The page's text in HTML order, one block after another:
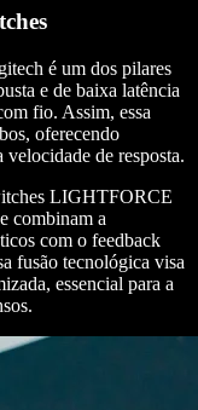
é um dos pilares
e de baixa latência
fio. Assim, essa
oferecendo
de resposta.
LIGHTFORCE
combinam a
com o feedback
fusão tecnológica visa
essencial para a